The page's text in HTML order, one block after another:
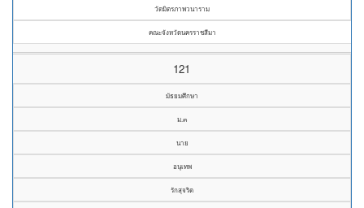
วัดมิตรภาพวนาราม
คณะจังหวัดนครราชสีมา
121
มัธยมศึกษา
ม.๓
นาย
อนุเทพ
รักสุจริต